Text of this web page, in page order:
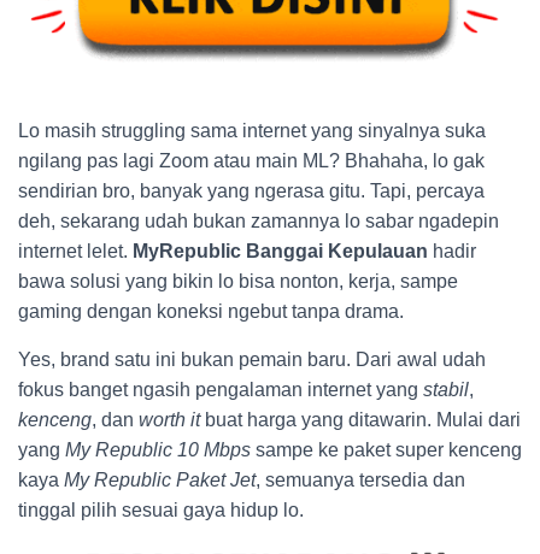
Lo masih struggling sama internet yang sinyalnya suka
ngilang pas lagi Zoom atau main ML? Bhahaha, lo gak
sendirian bro, banyak yang ngerasa gitu. Tapi, percaya
deh, sekarang udah bukan zamannya lo sabar ngadepin
internet lelet. MyRepublic Banggai Kepulauan hadir
bawa solusi yang bikin lo bisa nonton, kerja, sampe
gaming dengan koneksi ngebut tanpa drama.
Yes, brand satu ini bukan pemain baru. Dari awal udah
fokus banget ngasih pengalaman internet yang stabil,
kenceng, dan worth itbuat harga yang ditawarin. Mulai dari
yang My Republic 10 Mbps sampe ke paket super kenceng
kaya My Republic Paket Jet, semuanya tersedia dan
tinggal pilih sesuai gaya hidup lo.